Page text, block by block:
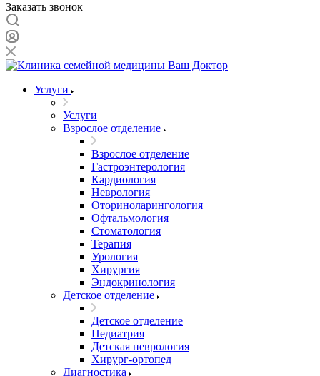
Заказать звонок
Услуги
Услуги
Взрослое отделение
Взрослое отделение
Гастроэнтерология
Кардиология
Неврология
Оториноларингология
Офтальмология
Стоматология
Терапия
Урология
Хирургия
Эндокринология
Детское отделение
Детское отделение
Педиатрия
Детская неврология
Хирург-ортопед
Диагностика